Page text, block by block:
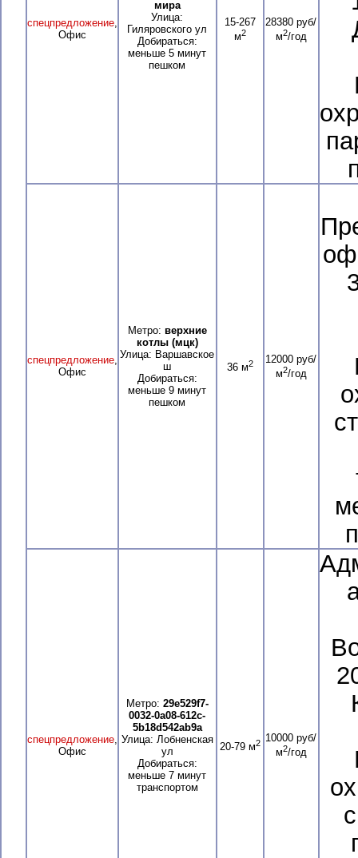
спецпредложение,
Офис
мира
Улица:
Гиляровского ул
Добираться:
меньше 5 минут
пешком
15-267
м2
28380 руб/
м2/год
спецпредложение,
Офис
Метро: верхние
котлы (мцк)
Улица: Варшавское
ш
Добираться:
меньше 9 минут
пешком
36 м2
12000 руб/
м2/год
спецпредложение,
Офис
Метро: 29e529f7-
0032-0a08-612c-
5b18d542ab9a
Улица: Лобненская
ул
Добираться:
меньше 7 минут
транспортом
20-79 м2
10000 руб/
м2/год